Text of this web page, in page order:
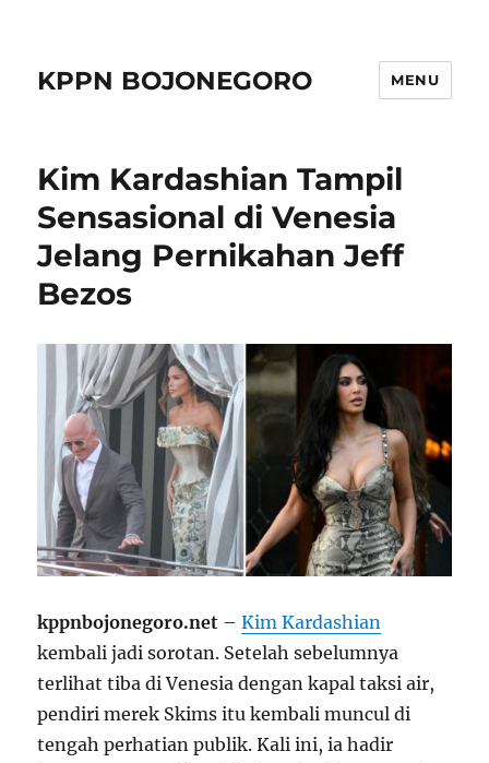
KPPN BOJONEGORO MENU
Kim Kardashian Tampil
Sensasional di Venesia
Jelang Pernikahan Jeff
Bezos
kppnbojonegoro.net –Kim Kardashian
kembali jadi sorotan. Setelah sebelumnya
terlihat tiba di Venesia dengan kapal taksi air,
pendiri merek Skims itu kembali muncul di
tengah perhatian publik. Kali ini, ia hadir